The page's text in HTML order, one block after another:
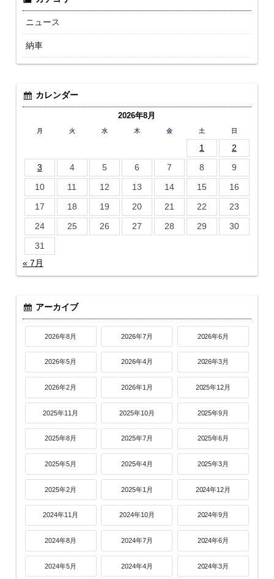
ニュース
納車
カレンダー
2026年8月
月 火 水 木 金 土 日
1
2
3
4 5 6 7 8
9
10
11 12 13 14 15
16
17
18 19 20 21 22
23
24
25 26 27 28 29
30
31
« 7月
アーカイブ
2026年8月 2026年7月 2026年6月
2026年5月 2026年4月 2026年3月
2026年2月 2026年1月 2025年12月
2025年11月 2025年10月 2025年9月
2025年8月 2025年7月 2025年6月
2025年5月 2025年4月 2025年3月
2025年2月 2025年1月 2024年12月
2024年11月 2024年10月 2024年9月
2024年8月 2024年7月 2024年6月
2024年5月 2024年4月 2024年3月